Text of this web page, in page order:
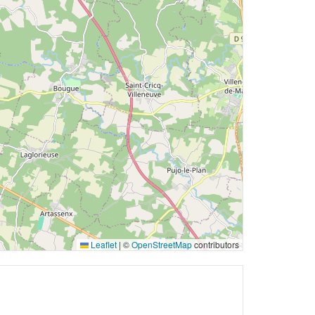
Leaflet | ©OpenStreetMapcontributors